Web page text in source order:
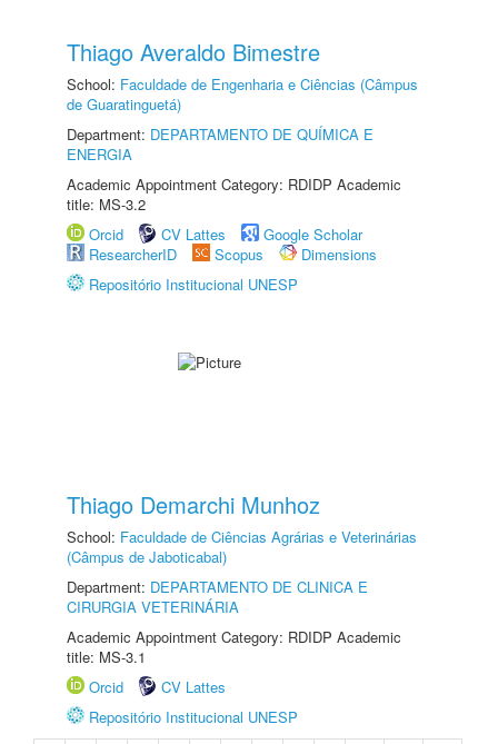
Thiago Averaldo Bimestre
School: Faculdade de Engenharia e Ciências (Câmpus
de Guaratinguetá)
Department: DEPARTAMENTO DE QUÍMICA E
ENERGIA
Academic Appointment Category: RDIDP Academic
title: MS-3.2
Orcid
CV Lattes
Google Scholar
ResearcherID
Scopus
Dimensions
Repositório Institucional UNESP
Thiago Demarchi Munhoz
School: Faculdade de Ciências Agrárias e Veterinárias
(Câmpus de Jaboticabal)
Department: DEPARTAMENTO DE CLINICA E
CIRURGIA VETERINÁRIA
Academic Appointment Category: RDIDP Academic
title: MS-3.1
Orcid
CV Lattes
Repositório Institucional UNESP